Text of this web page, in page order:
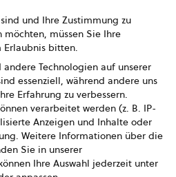
AGB
GmbH
Bildung
und Ihre Zustimmung zu
müssen Sie Ihre
Erlaubnis bitten.
Technologien auf unserer
essenziell, während andere uns
Erfahrung zu verbessern.
verarbeitet werden (z. B. IP-
Anzeigen und Inhalte oder
Weitere Informationen über die
Sie in unserer
Ihre Auswahl jederzeit unter